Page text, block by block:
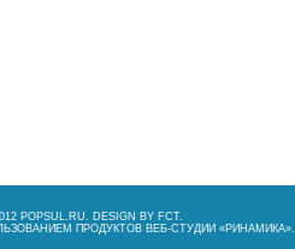
POPSUL.RU. DESIGN BY FCT.
ПРОДУКТОВ ВЕБ-СТУДИИ «РИНАМИКА».